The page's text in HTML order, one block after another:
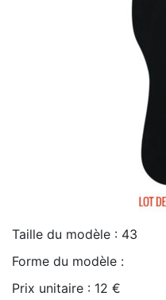
Taille du modèle : 43
Forme du modèle :
Prix unitaire : 12 €